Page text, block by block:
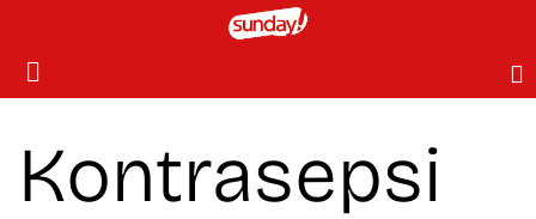
Kontrasepsi